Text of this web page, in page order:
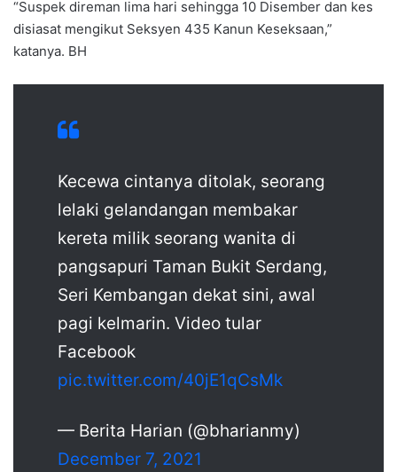
“Suspek direman lima hari sehingga 10 Disember dan kes
disiasat mengikut Seksyen 435 Kanun Keseksaan,”
katanya. BH
Kecewa cintanya ditolak, seorang
lelaki gelandangan membakar
kereta milik seorang wanita di
pangsapuri Taman Bukit Serdang,
Seri Kembangan dekat sini, awal
pagi kelmarin. Video tular
Facebook
pic.twitter.com/40jE1qCsMk
— Berita Harian (@bharianmy)
December 7, 2021